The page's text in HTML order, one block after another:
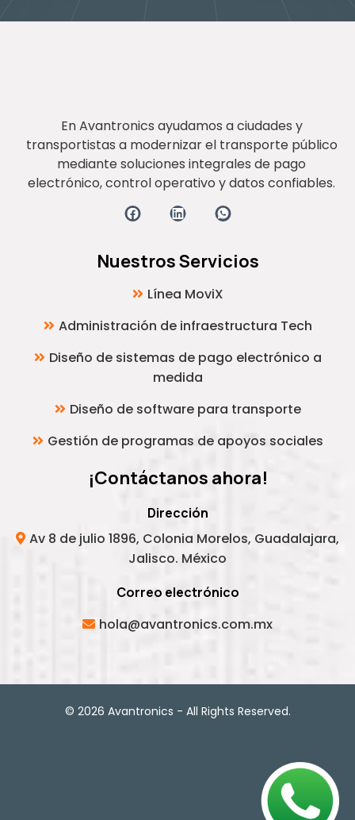
En Avantronics ayudamos a ciudades y
transportistas a modernizar el transporte público
mediante soluciones integrales de pago
electrónico, control operativo y datos confiables.
Nuestros Servicios
Línea MoviX
Administración de infraestructura Tech
Diseño de sistemas de pago electrónico a
medida
Diseño de software para transporte
Gestión de programas de apoyos sociales
¡Contáctanos ahora!
Dirección
Av 8 de julio 1896, Colonia Morelos, Guadalajara,
Jalisco. México
Correo electrónico
hola@avantronics.com.mx
© 2026 Avantronics - All Rights Reserved.